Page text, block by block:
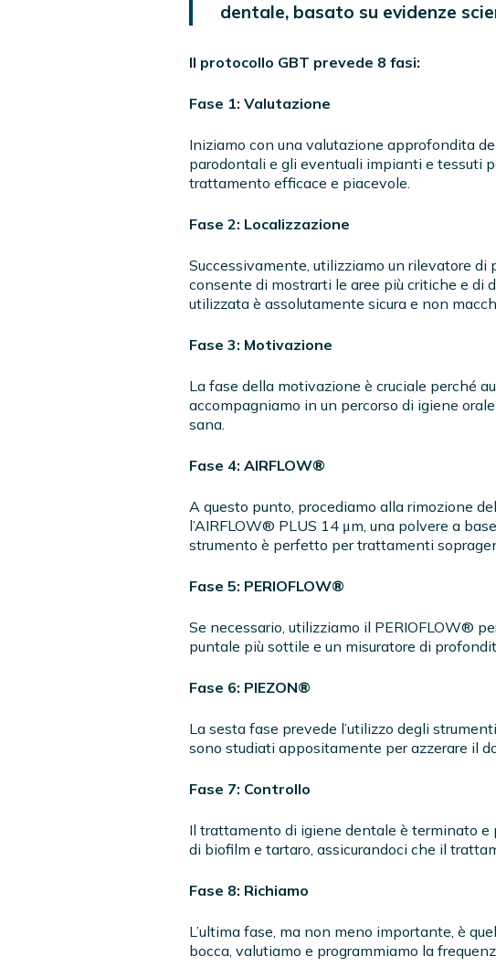
dentale, basato su evidenze
Il protocollo GBT prevede 8 fasi:
Fase 1: Valutazione
Iniziamo con una valutazione approfondita
parodontali e gli eventuali impianti e tessuti
trattamento efficace e piacevole.
Fase 2: Localizzazione
Successivamente, utilizziamo un rilevatore
consente di mostrarti le aree più critiche e di
utilizzata è assolutamente sicura e non
Fase 3: Motivazione
La fase della motivazione è cruciale perché
accompagniamo in un percorso di igiene
sana.
Fase 4: AIRFLOW®️
A questo punto, procediamo alla rimozione
l’AIRFLOW®️ PLUS 14 μm, una polvere a
strumento è perfetto per trattamenti
Fase 5: PERIOFLOW®️
Se necessario, utilizziamo il PERIOFLOW®️
puntale più sottile e un misuratore di
Fase 6: PIEZON®️
La sesta fase prevede l’utilizzo degli
sono studiati appositamente per azzerare il
Fase 7: Controllo
Il trattamento di igiene dentale è terminato e
di biofilm e tartaro, assicurandoci che il
Fase 8: Richiamo
L’ultima fase, ma non meno importante, è
bocca, valutiamo e programmiamo la